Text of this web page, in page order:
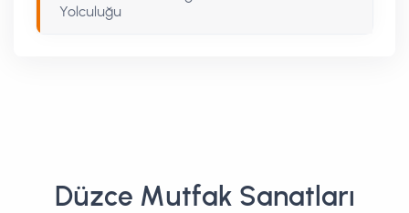
Yolculuğu
Düzce Mutfak Sanatları